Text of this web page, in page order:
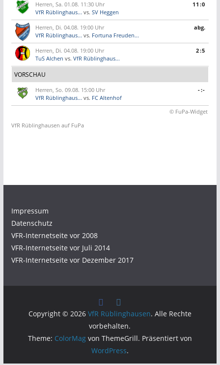
Herren, Sa. 01.08. 11:30 Uhr
VfR Rüblinghaus... vs. SV Heggen
11:0
Herren, Di. 04.08. 19:00 Uhr
VfR Rüblinghaus... vs. Fortuna Freuden...
abg.
Herren, Di. 04.08. 19:00 Uhr
TuS Alchen vs. VfR Rüblinghaus...
2:5
VORSCHAU
Herren, So. 09.08. 15:00 Uhr
VfR Rüblinghaus... vs. FC Altenhof
-:-
© FuPa-Widget
VfR Rüblinghausen auf FuPa
Impressum
Datenschutz
VFR-Internetseite vor 2008
VFR-Internetseite vor Juli 2014
VFR-Internetseite vor Dezember 2017
Copyright © 2026 VfR Rüblinghausen. Alle Rechte
vorbehalten.
Theme: ColorMagvon ThemeGrill. Präsentiert von
WordPress.